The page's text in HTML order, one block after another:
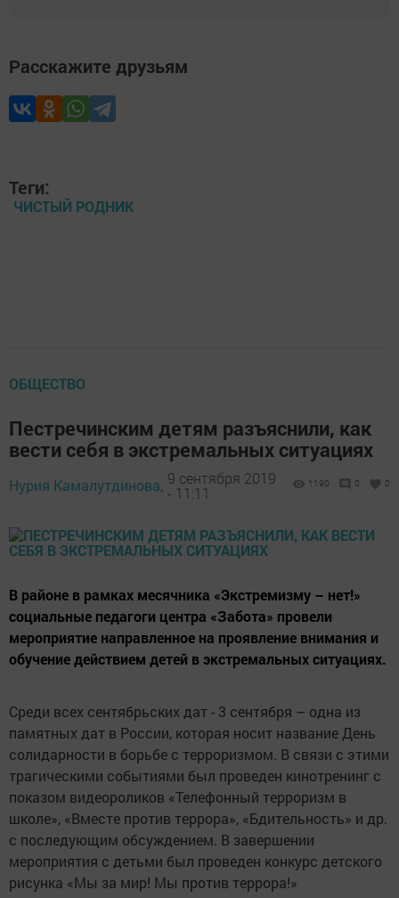
Расскажите друзьям
Теги:
ЧИСТЫЙ РОДНИК
ОБЩЕСТВО
Пестречинским детям разъяснили, как
вести себя в экстремальных ситуациях
Нурия Камалутдинова, 9 сентября 2019
- 11:11
1190 0 0
В районе в рамках месячника «Экстремизму – нет!»
социальные педагоги центра «Забота» провели
мероприятие направленное на проявление внимания и
обучение действием детей в экстремальных ситуациях.
Среди всех сентябрьских дат - 3 сентября – одна из
памятных дат в России, которая носит название День
солидарности в борьбе с терроризмом. В связи с этими
трагическими событиями был проведен кинотренинг с
показом видеороликов «Телефонный терроризм в
школе», «Вместе против террора», «Бдительность» и др.
с последующим обсуждением. В завершении
мероприятия с детьми был проведен конкурс детского
рисунка «Мы за мир! Мы против террора!»